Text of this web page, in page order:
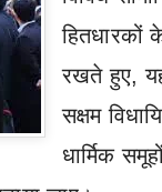
हितधारकों
रखते हुए,
सक्षम
धार्मिक